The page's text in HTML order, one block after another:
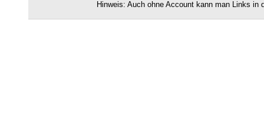
Hinweis: Auch ohne Account kann man Links in